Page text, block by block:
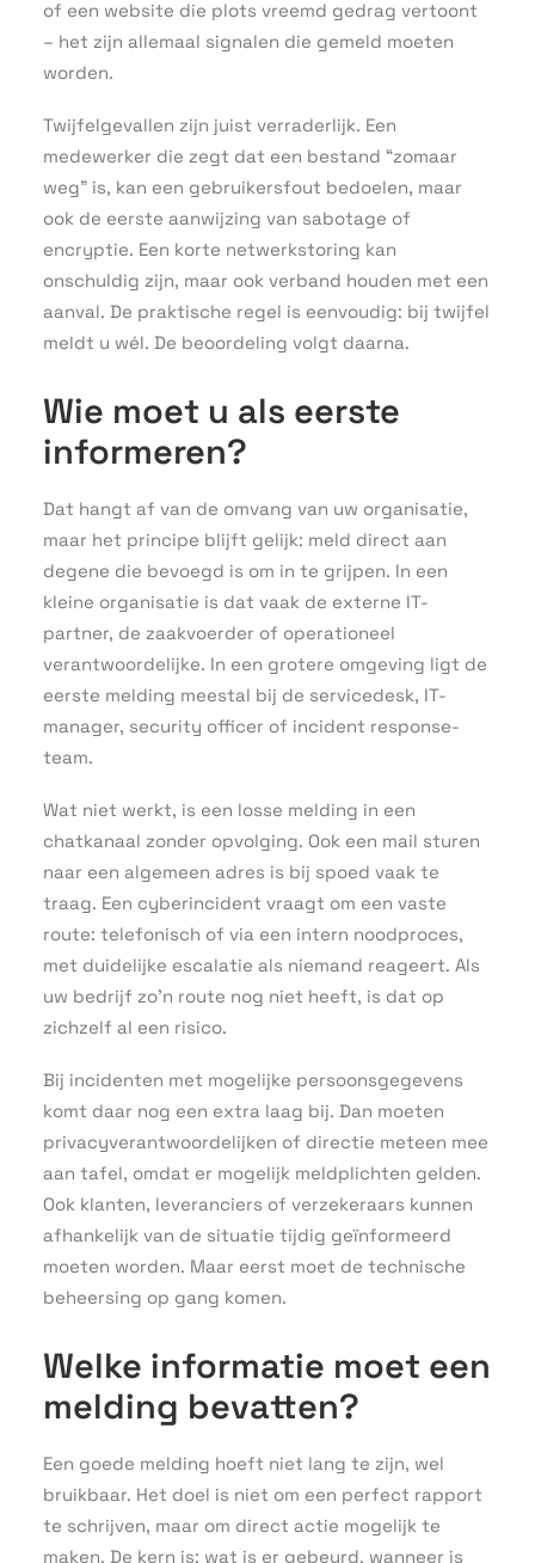
of een website die plots vreemd gedrag vertoont
– het zijn allemaal signalen die gemeld moeten
worden.
Twijfelgevallen zijn juist verraderlijk. Een
medewerker die zegt dat een bestand “zomaar
weg” is, kan een gebruikersfout bedoelen, maar
ook de eerste aanwijzing van sabotage of
encryptie. Een korte netwerkstoring kan
onschuldig zijn, maar ook verband houden met een
aanval. De praktische regel is eenvoudig: bij twijfel
meldt u wél. De beoordeling volgt daarna.
Wie moet u als eerste
informeren?
Dat hangt af van de omvang van uw organisatie,
maar het principe blijft gelijk: meld direct aan
degene die bevoegd is om in te grijpen. In een
kleine organisatie is dat vaak de externe IT-
partner, de zaakvoerder of operationeel
verantwoordelijke. In een grotere omgeving ligt de
eerste melding meestal bij de servicedesk, IT-
manager, security officer of incident response-
team.
Wat niet werkt, is een losse melding in een
chatkanaal zonder opvolging. Ook een mail sturen
naar een algemeen adres is bij spoed vaak te
traag. Een cyberincident vraagt om een vaste
route: telefonisch of via een intern noodproces,
met duidelijke escalatie als niemand reageert. Als
uw bedrijf zo’n route nog niet heeft, is dat op
zichzelf al een risico.
Bij incidenten met mogelijke persoonsgegevens
komt daar nog een extra laag bij. Dan moeten
privacyverantwoordelijken of directie meteen mee
aan tafel, omdat er mogelijk meldplichten gelden.
Ook klanten, leveranciers of verzekeraars kunnen
afhankelijk van de situatie tijdig geïnformeerd
moeten worden. Maar eerst moet de technische
beheersing op gang komen.
Welke informatie moet een
melding bevatten?
Een goede melding hoeft niet lang te zijn, wel
bruikbaar. Het doel is niet om een perfect rapport
te schrijven, maar om direct actie mogelijk te
maken. De kern is: wat is er gebeurd, wanneer is